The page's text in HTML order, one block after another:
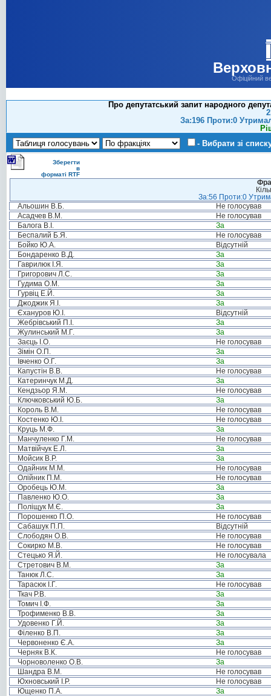
Офіційний
Про депутатський запит народного
За:196 Проти:0
- Вибрати зі
Зберегти
в
форматі RTF
За:56 Проти:0
Альошин В.Б.
Не голосував
Асадчев В.М.
Не голосував
Балога В.І.
За
Беспалий Б.Я.
Не голосував
Бойко Ю.А.
Відсутній
Бондаренко В.Д.
За
Гаврилюк І.Я.
За
Григорович Л.С.
За
Гудима О.М.
За
Гурвіц Е.Й.
За
Джоджик Я.І.
За
Єхануров Ю.І.
Відсутній
Жебрівський П.І.
За
Жулинський М.Г.
За
Заєць І.О.
Не голосував
Зімін О.П.
За
Івченко О.Г.
За
Капустін В.В.
Не голосував
Катеринчук М.Д.
За
Кендзьор Я.М.
Не голосував
Ключковський Ю.Б.
За
Король В.М.
Не голосував
Костенко Ю.І.
Не голосував
Круць М.Ф.
За
Манчуленко Г.М.
Не голосував
Матвійчук Е.Л.
За
Мойсик В.Р.
За
Одайник М.М.
Не голосував
Олійник П.М.
Не голосував
Оробець Ю.М.
За
Павленко Ю.О.
За
Поліщук М.Є.
За
Порошенко П.О.
Не голосував
Сабашук П.П.
Відсутній
Слободян О.В.
Не голосував
Сокирко М.В.
Не голосував
Стецько Я.Й.
Не голосувала
Стретович В.М.
За
Танюк Л.С.
За
Тарасюк І.Г.
Не голосував
Ткач Р.В.
За
Томич І.Ф.
За
Трофименко В.В.
За
Удовенко Г.Й.
За
Філенко В.П.
За
Червоненко Є.А.
За
Черняк В.К.
Не голосував
Чорноволенко О.В.
За
Шандра В.М.
Не голосував
Юхновський І.Р.
Не голосував
Ющенко П.А.
За